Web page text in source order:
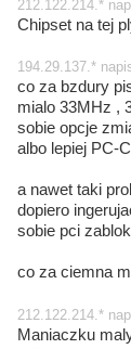
212.122.214.*
Chipset na tej
194.29.137.*
co za bzdury
mialo 33MHz ,
sobie opcje
albo lepiej PC-
a nawet taki
dopiero
sobie pci
co za ciemna
212.122.214.*
Maniaczku